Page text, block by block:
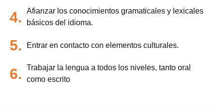
4.
Afianzar los conocimientos gramaticales y lexicales
básicos del idioma.
5. Entrar en contacto con elementos culturales.
6.
Trabajar la lengua a todos los niveles, tanto oral
como escrito